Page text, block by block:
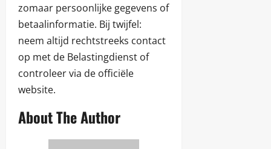
zomaar persoonlijke gegevens of
betaalinformatie. Bij twijfel:
neem altijd rechtstreeks contact
op met de Belastingdienst of
controleer via de officiële
website.
About The Author